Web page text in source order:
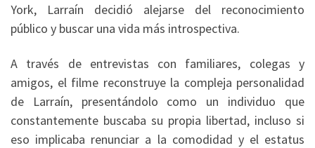
York, Larraín decidió alejarse del reconocimiento
público y buscar una vida más introspectiva.
A través de entrevistas con familiares, colegas y
amigos, el filme reconstruye la compleja personalidad
de Larraín, presentándolo como un individuo que
constantemente buscaba su propia libertad, incluso si
eso implicaba renunciar a la comodidad y el estatus